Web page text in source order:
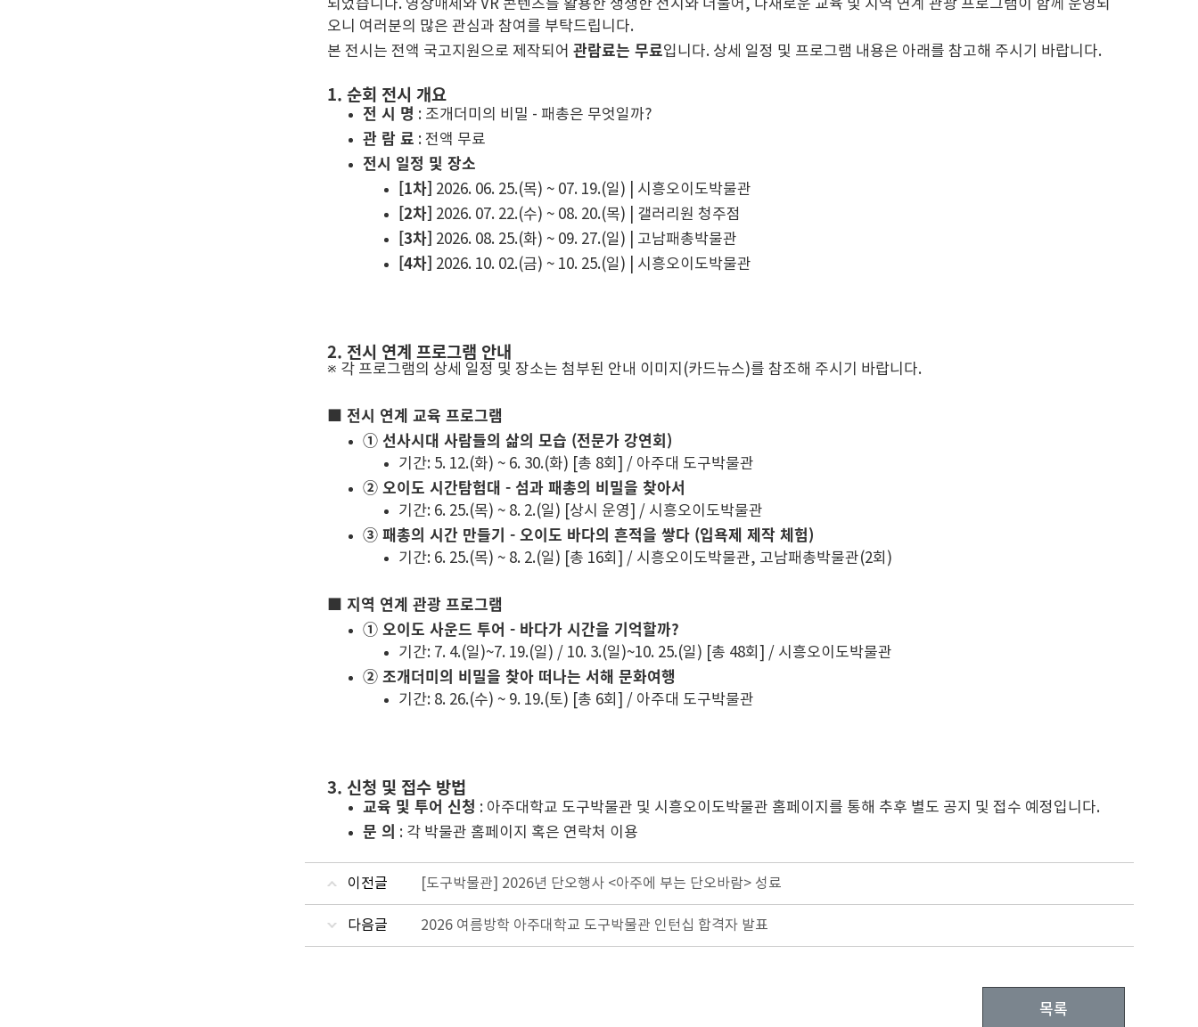
되었습니다. 영상매체와 VR 콘텐츠를 활용한 생생한 전시와 더불어, 다채로운 교육 및 지역 연계 관광 프로그램이 함께 운영되
오니 여러분의 많은 관심과 참여를 부탁드립니다.
본 전시는 전액 국고지원으로 제작되어 관람료는 무료입니다. 상세 일정 및 프로그램 내용은 아래를 참고해 주시기 바랍니다.
1. 순회 전시 개요
전 시 명 : 조개더미의 비밀 - 패총은 무엇일까?
관 람 료 : 전액 무료
전시 일정 및 장소
[1차] 2026. 06. 25.(목) ~ 07. 19.(일) | 시흥오이도박물관
[2차] 2026. 07. 22.(수) ~ 08. 20.(목) | 갤러리원 청주점
[3차] 2026. 08. 25.(화) ~ 09. 27.(일) | 고남패총박물관
[4차] 2026. 10. 02.(금) ~ 10. 25.(일) | 시흥오이도박물관
2. 전시 연계 프로그램 안내
※ 각 프로그램의 상세 일정 및 장소는 첨부된 안내 이미지(카드뉴스)를 참조해 주시기 바랍니다.
■ 전시 연계 교육 프로그램
① 선사시대 사람들의 삶의 모습 (전문가 강연회)
기간: 5. 12.(화) ~ 6. 30.(화) [총 8회] / 아주대 도구박물관
② 오이도 시간탐험대 - 섬과 패총의 비밀을 찾아서
기간: 6. 25.(목) ~ 8. 2.(일) [상시 운영] / 시흥오이도박물관
③ 패총의 시간 만들기 - 오이도 바다의 흔적을 쌓다 (입욕제 제작 체험)
기간: 6. 25.(목) ~ 8. 2.(일) [총 16회] / 시흥오이도박물관, 고남패총박물관(2회)
■ 지역 연계 관광 프로그램
① 오이도 사운드 투어 - 바다가 시간을 기억할까?
기간: 7. 4.(일)~7. 19.(일) / 10. 3.(일)~10. 25.(일) [총 48회] / 시흥오이도박물관
② 조개더미의 비밀을 찾아 떠나는 서해 문화여행
기간: 8. 26.(수) ~ 9. 19.(토) [총 6회] / 아주대 도구박물관
3. 신청 및 접수 방법
교육 및 투어 신청 : 아주대학교 도구박물관 및 시흥오이도박물관 홈페이지를 통해 추후 별도 공지 및 접수 예정입니다.
문 의 : 각 박물관 홈페이지 혹은 연락처 이용
이전글 [도구박물관] 2026년 단오행사 <아주에 부는 단오바람> 성료
다음글 2026 여름방학 아주대학교 도구박물관 인턴십 합격자 발표
목록